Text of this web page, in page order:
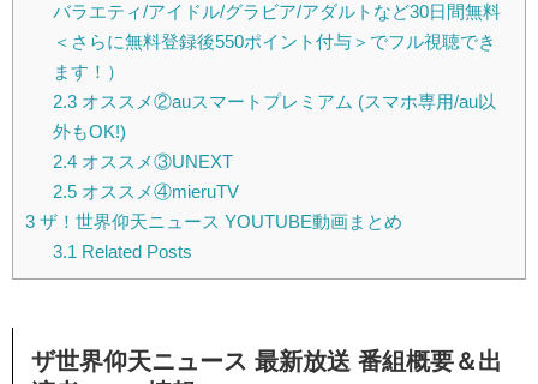
バラエティ/アイドル/グラビア/アダルトなど30日間無料
＜さらに無料登録後550ポイント付与＞でフル視聴でき
ます！）
2.3オススメ②auスマートプレミアム (スマホ専用/au以
外もOK!)
2.4オススメ③UNEXT
2.5オススメ④mieruTV
3 ザ！世界仰天ニュース YOUTUBE動画まとめ
3.1 Related Posts
ザ世界仰天ニュース 最新放送 番組概要＆出